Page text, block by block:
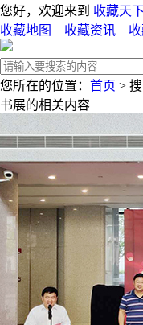
您好，欢迎来到 收藏天
收藏地图
收藏资讯
您所在的位置： 首页 >
书展的相关内容